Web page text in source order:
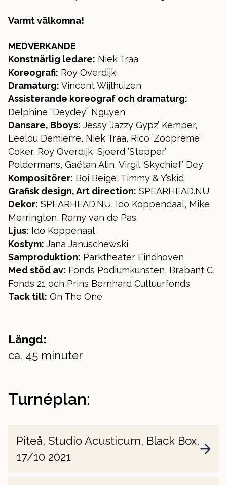
Varmt välkomna!
MEDVERKANDE
Konstnärlig ledare: Niek Traa
Koreografi: Roy Overdijk
Dramaturg: Vincent Wijlhuizen
Assisterande koreograf och dramaturg:
Delphine “Deydey” Nguyen
Dansare, Bboys: Jessy ’Jazzy Gypz’ Kemper,
Leelou Demierre, Niek Traa, Rico ’Zoopreme’
Coker, Roy Overdijk, Sjoerd ’Stepper’
Poldermans, Gaëtan Alin, Virgil ’Skychief’ Dey
Kompositörer: Boi Beige, Timmy & Y’skid
Grafisk design, Art direction: SPEARHEAD.NU
Dekor: SPEARHEAD.NU, Ido Koppendaal, Mike
Merrington, Remy van de Pas
Ljus: Ido Koppenaal
Kostym: Jana Januschewski
Samproduktion: Parktheater Eindhoven
Med stöd av: Fonds Podiumkunsten, Brabant C,
Fonds 21 och Prins Bernhard Cultuurfonds
Tack till: On The One
Längd:
ca. 45 minuter
Turnéplan:
Piteå, Studio Acusticum, Black Box,
17/10 2021